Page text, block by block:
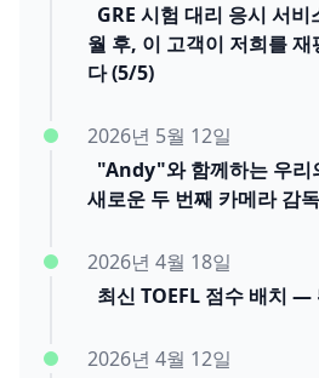
GRE 시험 대리 응시 서
월 후, 이 고객이 저희를
다 (5/5)
"Andy"와 함께하는 우리
새로운 두 번째 카메라 감
2026년 5월 12일
최신 TOEFL 점수 배치 —
2026년 4월 18일
2026년 4월 12일